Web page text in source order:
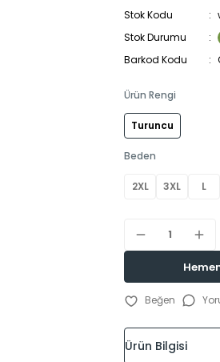
Stok Kodu
Stok Durumu
Barkod Kodu
Ürün Rengi
Turuncu
Beden
2XL 3XL L
Ürün Bilgisi